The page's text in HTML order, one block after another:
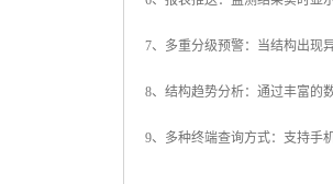
7、多重分级预警：当结构出现
8、结构趋势分析：通过丰富的
9、多种终端查询方式：支持手